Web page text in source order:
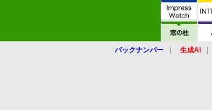
バックナンバー 生成AI